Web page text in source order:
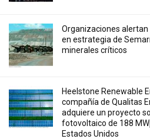
Organizaciones alertan
en estrategia de
minerales críticos
Heelstone Renewable
compañía de Qualitas
adquiere un proyecto
fotovoltaico de 188
Estados Unidos